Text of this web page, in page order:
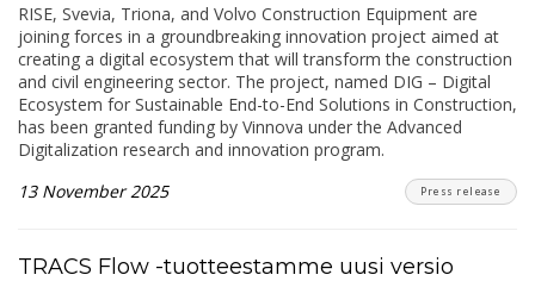
RISE, Svevia, Triona, and Volvo Construction Equipment are
joining forces in a groundbreaking innovation project aimed at
creating a digital ecosystem that will transform the construction
and civil engineering sector. The project, named DIG – Digital
Ecosystem for Sustainable End-to-End Solutions in Construction,
has been granted funding by Vinnova under the Advanced
Digitalization research and innovation program.
13 November 2025
Press release
TRACS Flow -tuotteestamme uusi versio